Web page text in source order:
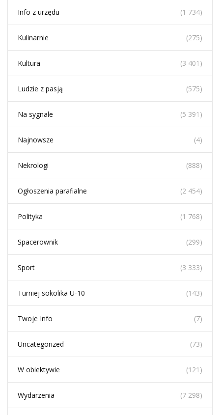
Info z urzędu (1 734)
Kulinarnie (275)
Kultura (3 401)
Ludzie z pasją (575)
Na sygnale (5 391)
Najnowsze (4)
Nekrologi (888)
Ogłoszenia parafialne (2 454)
Polityka (1 768)
Spacerownik (299)
Sport (3 333)
Turniej sokolika U-10 (143)
Twoje Info (7)
Uncategorized (73)
W obiektywie (121)
Wydarzenia (7 298)